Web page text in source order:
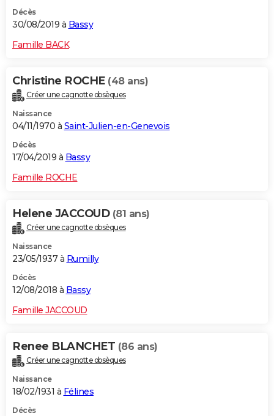
Décès
30/08/2019 à Bassy
Famille BACK
Christine ROCHE (48 ans)
Créer une cagnotte obsèques
Naissance
04/11/1970 à Saint-Julien-en-Genevois
Décès
17/04/2019 à Bassy
Famille ROCHE
Helene JACCOUD (81 ans)
Créer une cagnotte obsèques
Naissance
23/05/1937 à Rumilly
Décès
12/08/2018 à Bassy
Famille JACCOUD
Renee BLANCHET (86 ans)
Créer une cagnotte obsèques
Naissance
18/02/1931 à Félines
Décès